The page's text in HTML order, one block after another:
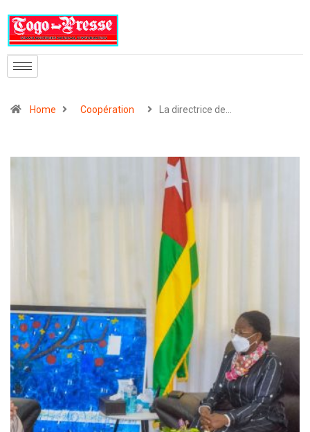
Home Coopération La directrice de…